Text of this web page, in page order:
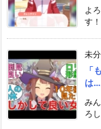
よ
す
未
「
は…
み
ろ